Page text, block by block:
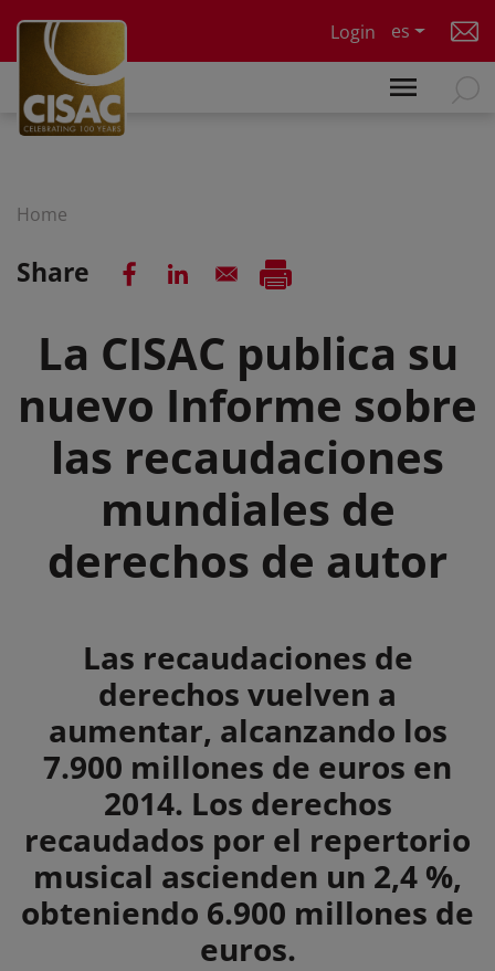
Login
es
Home
Share
La CISAC publica su
nuevo Informe sobre
las recaudaciones
mundiales de
derechos de autor
Summary
Las recaudaciones de
derechos vuelven a
aumentar, alcanzando los
7.900 millones de euros en
2014. Los derechos
recaudados por el repertorio
musical ascienden un 2,4 %,
obteniendo 6.900 millones de
euros.